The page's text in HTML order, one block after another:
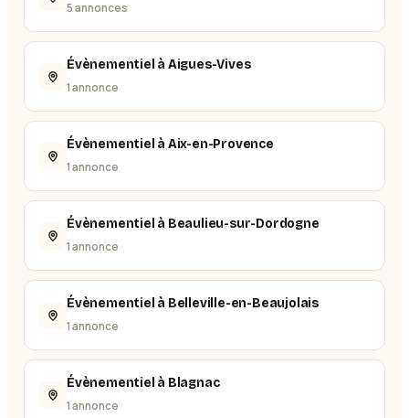
5 annonces
Évènementiel à Aigues-Vives
1 annonce
Évènementiel à Aix-en-Provence
1 annonce
Évènementiel à Beaulieu-sur-Dordogne
1 annonce
Évènementiel à Belleville-en-Beaujolais
1 annonce
Évènementiel à Blagnac
1 annonce